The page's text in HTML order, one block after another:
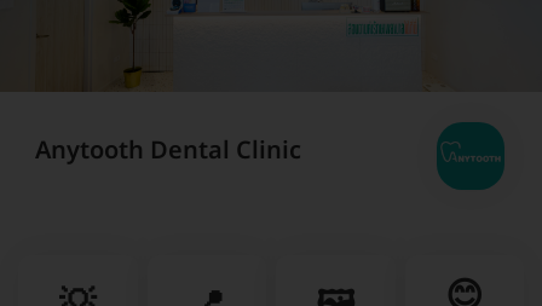
Anytooth Dental Clinic